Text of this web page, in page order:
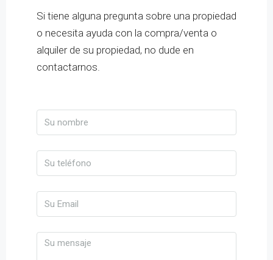
Si tiene alguna pregunta sobre una propiedad
o necesita ayuda con la compra/venta o
alquiler de su propiedad, no dude en
contactarnos.